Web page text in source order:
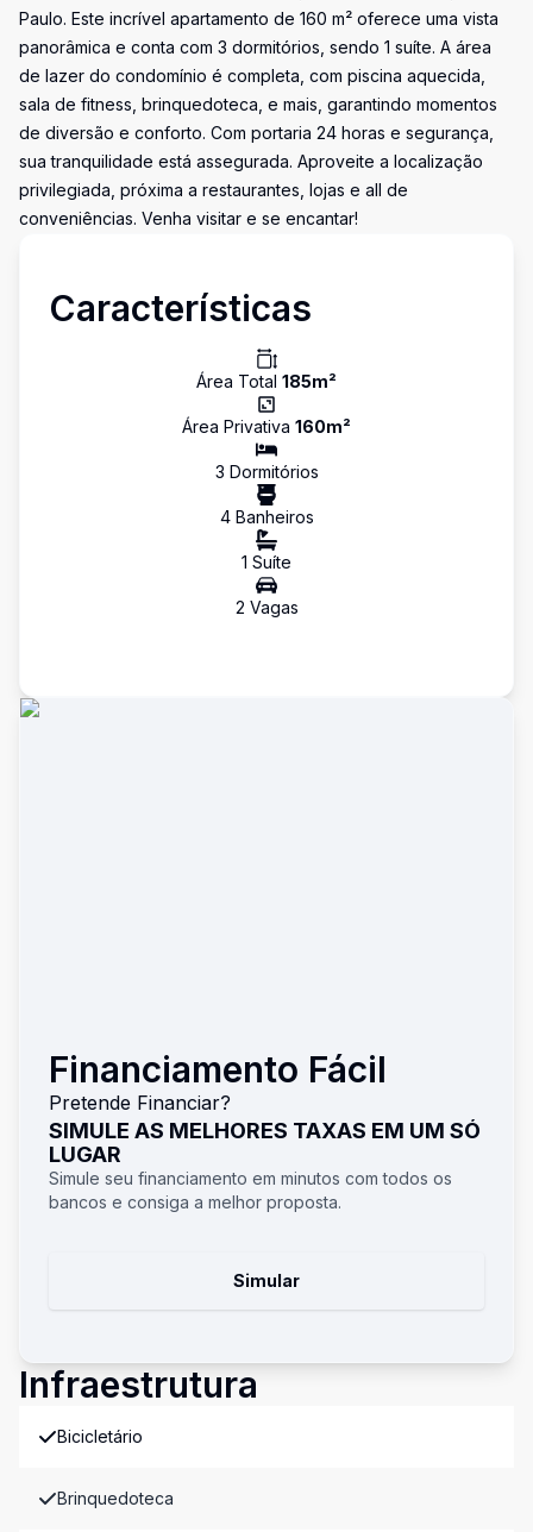
Paulo. Este incrível apartamento de 160 m² oferece uma vista
panorâmica e conta com 3 dormitórios, sendo 1 suíte. A área
de lazer do condomínio é completa, com piscina aquecida,
sala de fitness, brinquedoteca, e mais, garantindo momentos
de diversão e conforto. Com portaria 24 horas e segurança,
sua tranquilidade está assegurada. Aproveite a localização
privilegiada, próxima a restaurantes, lojas e all de
conveniências. Venha visitar e se encantar!
Características
Área Total 185m²
Área Privativa 160m²
3 Dormitórios
4Banheiros
1 Suíte
2 Vagas
Financiamento Fácil
Pretende Financiar?
SIMULE AS MELHORES TAXAS EM UM SÓ
LUGAR
Simule seu financiamento em minutos com todos os
bancos e consiga a melhor proposta.
Simular
Infraestrutura
Bicicletário
Brinquedoteca